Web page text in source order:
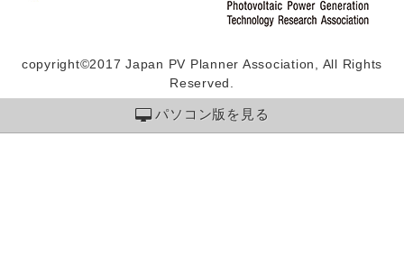
copyright©2017 Japan PV Planner Association, All Rights
Reserved.
パソコン版を見る